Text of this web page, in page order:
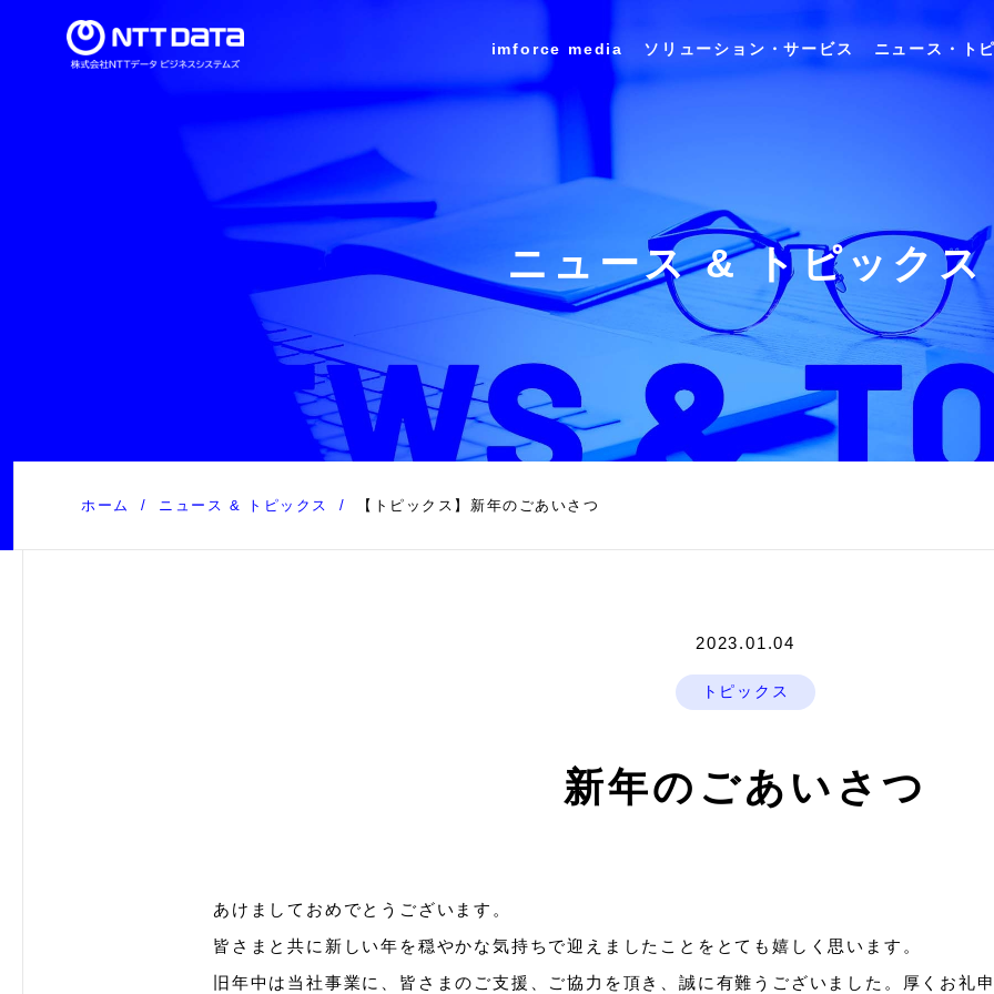
imforce media
セミナー情報
ソリューション・サービス
ビジネススイート
インテグレーション
シリーズ
トランスレーション
スイートシリーズ
建設業界特化型ERP 「imforce Arch®」
決済サービスインテグレーション
商業施設テナント管理ソリューション
食品・飲料メーカー向け 商品開発プラット
フォーム 「FooDesigner®」
ニュース・ト
ミッション・ビジョン・バリュー
会社概要 / アクセス
DX推進の取り組み
キャリア採用情報
ニュース & トピックス
ホーム ニュース & トピックス 【トピックス】新年のごあいさつ
2023.01.04
トピックス
新年のごあいさつ
あけましておめでとうございます。
皆さまと共に新しい年を穏やかな気持ちで迎えましたことをとても嬉しく思います。
旧年中は当社事業に、皆さまのご支援、ご協力を頂き、誠に有難うございました。厚くお礼申